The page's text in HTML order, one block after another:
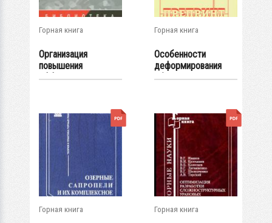
Горная книга
Организация
повышения
эффективности и...
Горная книга
Особенности
деформирования
образцов горных
Горная книга Горная книга